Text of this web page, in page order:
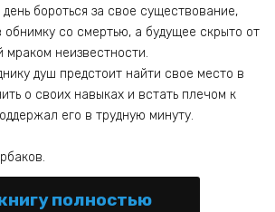
бороться за свое существование,
обнимку со смертью, а будущее скрыто от
мраком неизвестности.
душ предстоит найти свое место в
о своих навыках и встать плечом к
его в трудную минуту.
полностью